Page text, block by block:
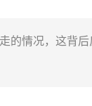
的情况，这背